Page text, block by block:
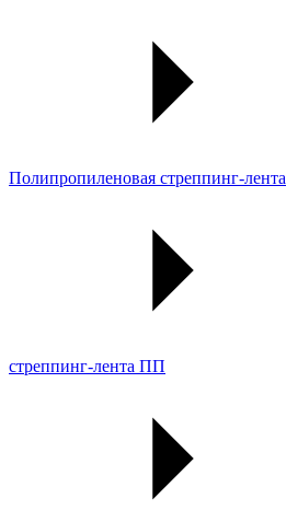
Полипропиленовая стреппинг-лента
стреппинг-лента ПП